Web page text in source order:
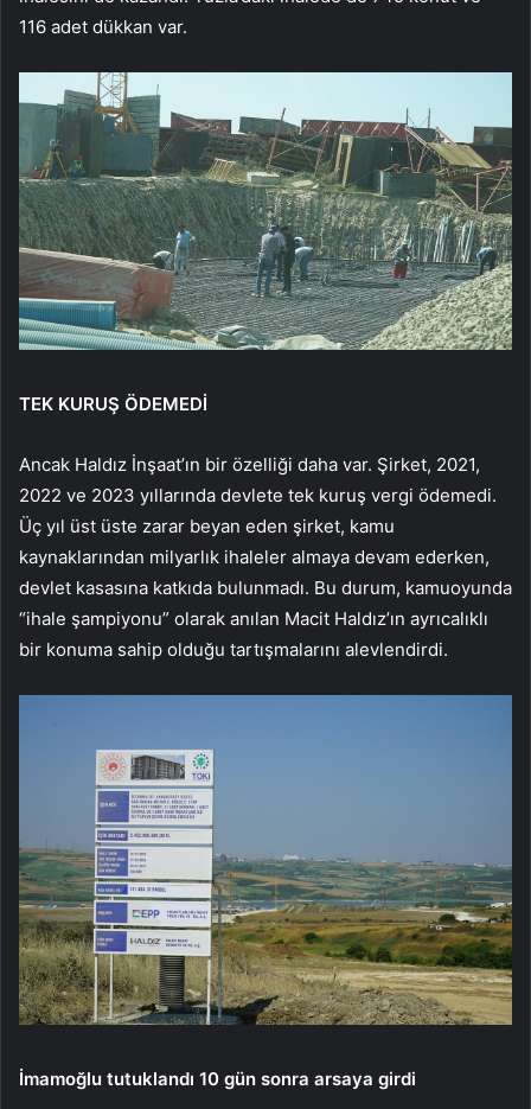
116 adet dükkan var.
TEK KURUŞ ÖDEMEDİ
Ancak Haldız İnşaat’ın bir özelliği daha var. Şirket, 2021,
2022 ve 2023 yıllarında devlete tek kuruş vergi ödemedi.
Üç yıl üst üste zarar beyan eden şirket, kamu
kaynaklarından milyarlık ihaleler almaya devam ederken,
devlet kasasına katkıda bulunmadı. Bu durum, kamuoyunda
“ihale şampiyonu” olarak anılan Macit Haldız’ın ayrıcalıklı
bir konuma sahip olduğu tartışmalarını alevlendirdi.
İmamoğlu tutuklandı 10 gün sonra arsaya girdi